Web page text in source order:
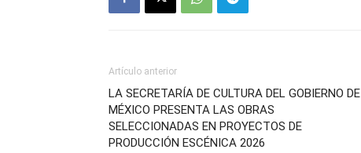
Artículo anterior
LA SECRETARÍA DE CULTURA DEL GOBIERNO DE
MÉXICO PRESENTA LAS OBRAS
SELECCIONADAS EN PROYECTOS DE
PRODUCCIÓN ESCÉNICA 2026